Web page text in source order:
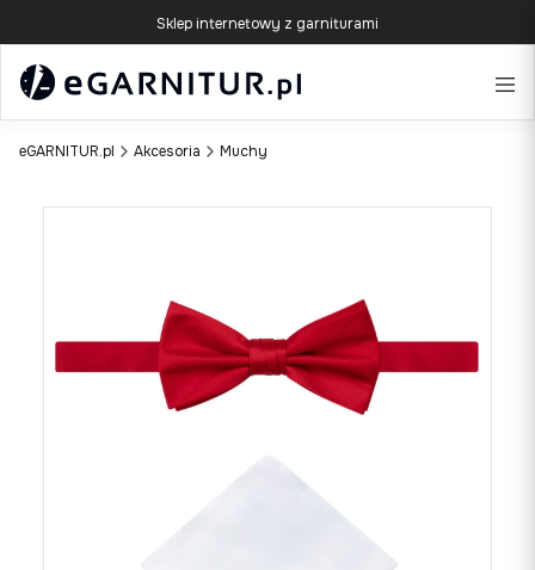
Sklep internetowy z garniturami
eGARNITUR.pl Akcesoria Muchy